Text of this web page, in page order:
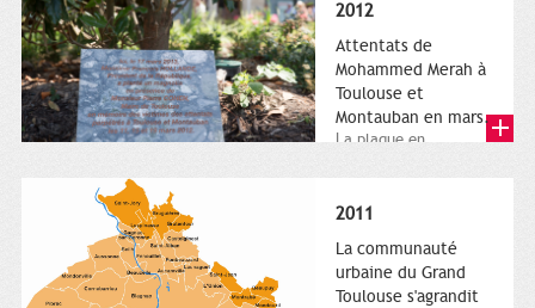
représentant l'anneau
de Moëbius.
2012
Attentats de
Mohammed Merah à
Toulouse et
Montauban en mars.
La plaque en
Charles-de-Gaulle.
2011
La communauté
urbaine du Grand
Toulouse s'agrandit